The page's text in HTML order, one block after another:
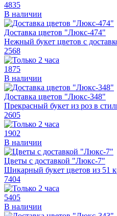
4835
В наличии
Доставка цветов "Люкс-474"
Нежный букет цветов с
2568
1875
В наличии
Доставка цветов "Люкс-348"
Прекрасный букет из роз в
2605
1902
В наличии
Цветы с доставкой "Люкс-7"
Шикарный букет цветов из 51
7404
5405
В наличии